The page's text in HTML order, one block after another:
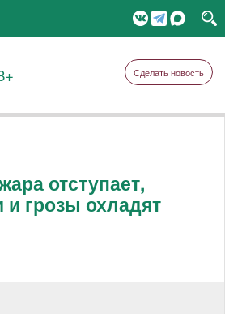
Сделать новость
отступает,
грозы охладят